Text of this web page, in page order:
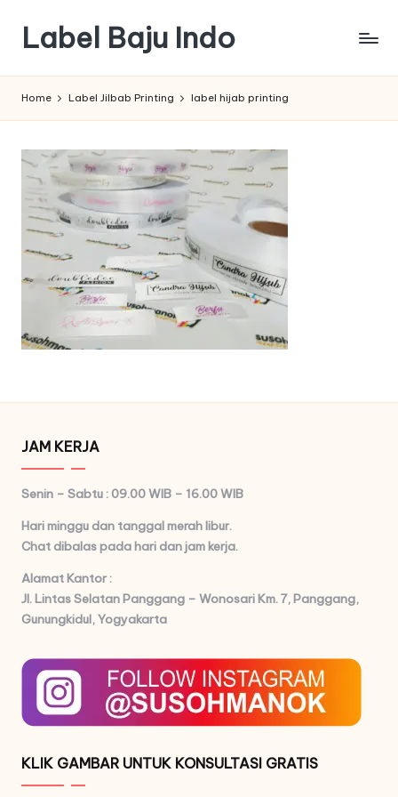
content
Label Baju Indo
Home Label Jilbab Printing label hijab printing
JAM KERJA
Senin – Sabtu : 09.00 WIB – 16.00 WIB
Hari minggu dan tanggal merah libur.
Chat dibalas pada hari dan jam kerja.
Alamat Kantor :
Jl. Lintas Selatan Panggang – Wonosari Km. 7, Panggang,
Gunungkidul, Yogyakarta
KLIK GAMBAR UNTUK KONSULTASI GRATIS